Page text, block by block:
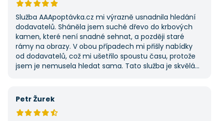
Služba AAApoptávka.cz mi výrazně usnadnila hledání
dodavatelů. Sháněla jsem suché dřevo do krbových
kamen, které není snadné sehnat, a později staré
rámy na obrazy. V obou případech mi přišly nabídky
od dodavatelů, což mi ušetřilo spoustu času, protože
jsem je nemusela hledat sama. Tato služba je skvělá
Petr Žurek